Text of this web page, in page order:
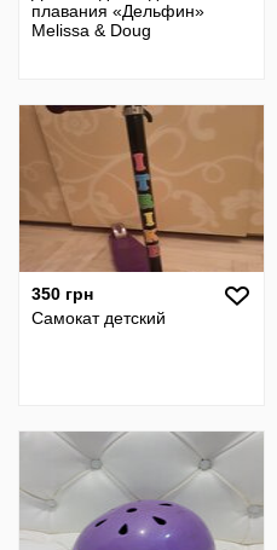
плавания «Дельфин»
Melissa & Doug
350 грн
Самокат детский